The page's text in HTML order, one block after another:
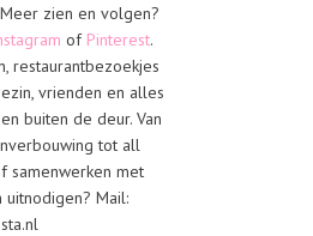
zien en volgen?
of Pinterest.
restaurantbezoekjes
vrienden en alles
buiten de deur. Van
tot all
samenwerken met
Mail: